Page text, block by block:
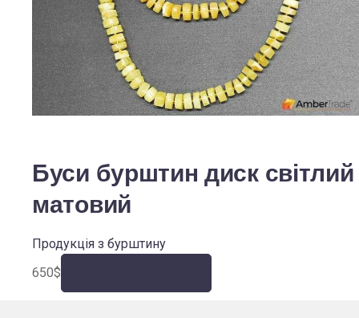
Буси бурштин диск світлий
матовий
Продукція з бурштину
650$